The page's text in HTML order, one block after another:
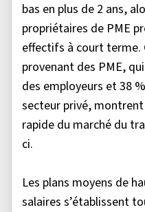
bas en plus de 2 ans,
propriétaires de PME
effectifs à court terme.
provenant des PME,
des employeurs et 38
secteur privé,
rapide du marché du
ci.
Les plans moyens de
salaires s’établissent